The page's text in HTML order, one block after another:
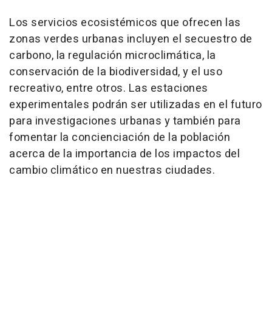
Los servicios ecosistémicos que ofrecen las
zonas verdes urbanas incluyen el secuestro de
carbono, la regulación microclimática, la
conservación de la biodiversidad, y el uso
recreativo, entre otros. Las estaciones
experimentales podrán ser utilizadas en el futuro
para investigaciones urbanas y también para
fomentar la concienciación de la población
acerca de la importancia de los impactos del
cambio climático en nuestras ciudades.